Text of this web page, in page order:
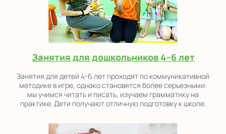
Занятия для дошкольников 4–6 лет
Занятия для детей 4-6 лет проходят по коммуникативной
методике в игре, однако становятся более серьезными:
мы учимся читать и писать, изучаем грамматику на
практике. Дети получают отличную подготовку к школе.